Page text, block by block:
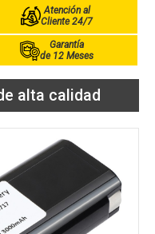
Atención al
Cliente 24/7
Garantía
de 12 Meses
alta calidad